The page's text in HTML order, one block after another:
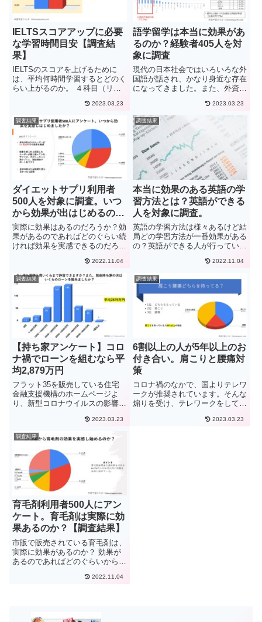
IELTSスコアアップに必要
な学習時間目安【調査結
果】
IELTSのスコアを上げるために
は、平均何時間学習するとどのく
らい上がるのか。 ４科目（リス
ング、スピーキング）のうち、ス
コアを上げやすい科目、上げにく
い科目。 英検やTOEICと比べて
学習時間に違いはあるのか...
2023.03.23
語学留学は本当に効果があ
るのか？経験者405人を対
象に調査
現代の日本社会ではいろいろな外
国語が話され、かなり身近な存在
になってきました。また、外資系
話せないと採用してもらえないと
いう話をよく聞きます。外資系会
社就職に必要な英語力調査結果そ
んな中、外国語を早く習得する
に...
2023.03.23
調査結果
ダイエットサプリ利用者
500人を対象に調査。いつ
から効果が出はじめるの
か？
実際に効果はあるのだろうか？効
果があるのであればどのぐらい続
ければ効果を実感できるのだろう
大半の方が抱く疑問がこのような
事だと思います。これから、ダイ
エットサプリの使用を検討してい
る方の為にも、今回はダイエッ
2022.11.04
調査結果
本当に効果のある英語の学
習方法とは？英語ができる
人を対象に調査。
英語の学習方法は様々あるけど結
局どの学習方法が一番効果がある
の？英語ができる人が行っている
の記事はこのような疑問に答えて
いきます。これから英語の学習を
する方、現在学習を行っている方
誰もが一度は抱える悩み、それ
が...
2022.11.04
調査結果
【持ち家アンケート】コロ
ナ禍でローンを組むなら平
均2,879万円
フラット35を販売している住宅
金融支援機構のホームページよ
り、新型コロナウイルスの影響で
えています。『こんな状況で、ロ
ーンはリスクが高い』、『こんな
時代だから、ローンを組んでも家
は確保しておきたい』など意見は
さ...
2023.03.23
調査結果
6割以上の人が5年以上のお
付き合い。肩こりと腰痛対
策
コロナ禍のなかで、国よりテレワ
ークが推奨されています。そんな
煽りを受け、テレワークをしてい
足や体重増などよく聞きます。長
2023.03.23
調査結果
育毛剤利用者500人にアン
ケート。育毛剤は実際に効
果あるのか？【調査結果】
市販で販売されている育毛剤は、
実際に効果があるのか？ 効果が
あるのであればどのぐらいから効
ついて調査を行いました。今回の
2022.11.04